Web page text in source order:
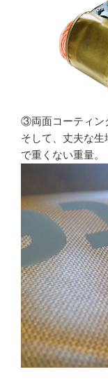
③両面コーティン
そして、丈夫な生
で重くない重量。